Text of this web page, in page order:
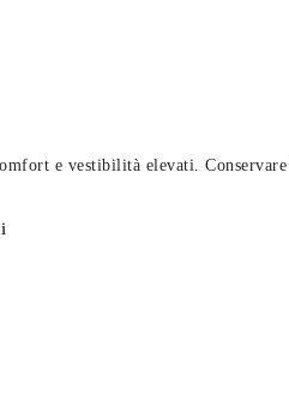
e vestibilità elevati.